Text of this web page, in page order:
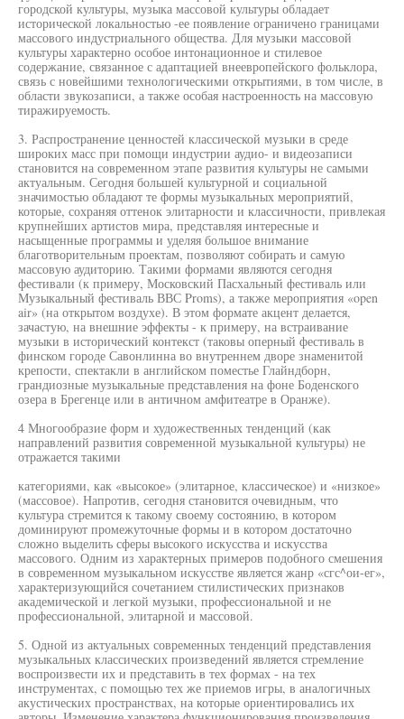
городской культуры, музыка массовой культуры обладает
исторической локальностью -ее появление ограничено границами
массового индустриального общества. Для музыки массовой
культуры характерно особое интонационное и стилевое
содержание, связанное с адаптацией внеевропейского фольклора,
связь с новейшими технологическими открытиями, в том числе, в
области звукозаписи, а также особая настроенность на массовую
тиражируемость.
3. Распространение ценностей классической музыки в среде
широких масс при помощи индустрии аудио- и видеозаписи
становится на современном этапе развития культуры не самыми
актуальным. Сегодня большей культурной и социальной
значимостью обладают те формы музыкальных мероприятий,
которые, сохраняя оттенок элитарности и классичности, привлекая
крупнейших артистов мира, представляя интересные и
насыщенные программы и уделяя большое внимание
благотворительным проектам, позволяют собирать и самую
массовую аудиторию. Такими формами являются сегодня
фестивали (к примеру, Московский Пасхальный фестиваль или
Музыкальный фестиваль ВВС Proms), а также мероприятия «open
air» (на открытом воздухе). В этом формате акцент делается,
зачастую, на внешние эффекты - к примеру, на встраивание
музыки в исторический контекст (таковы оперный фестиваль в
финском городе Савонлинна во внутреннем дворе знаменитой
крепости, спектакли в английском поместье Глайндборн,
грандиозные музыкальные представления на фоне Боденского
озера в Брегенце или в античном амфитеатре в Оранже).
4 Многообразие форм и художественных тенденций (как
направлений развития современной музыкальной культуры) не
отражается такими
категориями, как «высокое» (элитарное, классическое) и «низкое»
(массовое). Напротив, сегодня становится очевидным, что
культура стремится к такому своему состоянию, в котором
доминируют промежуточные формы и в котором достаточно
сложно выделить сферы высокого искусства и искусства
массового. Одним из характерных примеров подобного смешения
в современном музыкальном искусстве является жанр «сгс^ои-ег»,
характеризующийся сочетанием стилистических признаков
академической и легкой музыки, профессиональной и не
профессиональной, элитарной и массовой.
5. Одной из актуальных современных тенденций представления
музыкальных классических произведений является стремление
воспроизвести их и представить в тех формах - на тех
инструментах, с помощью тех же приемов игры, в аналогичных
акустических пространствах, на которые ориентировались их